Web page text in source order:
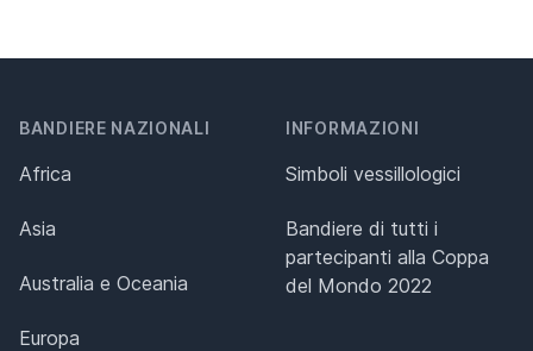
BANDIERE NAZIONALI
Africa
Asia
Australia e Oceania
Europa
INFORMAZIONI
Simboli vessillologici
Bandiere di tutti i
partecipanti alla Coppa
del Mondo 2022